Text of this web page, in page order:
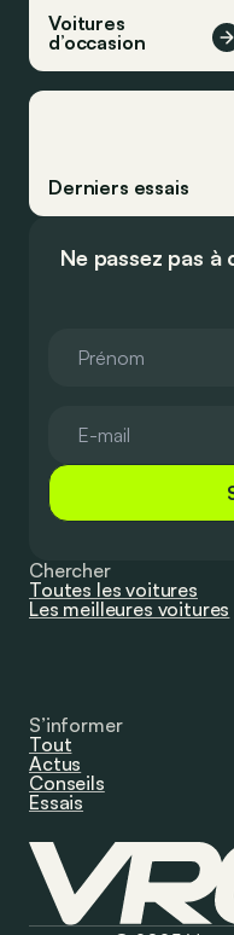
Voitures
d’occasion
Derniers essais
Ne passez pas
Chercher
Toutes les voitures
Les meilleures voitures
S’informer
Tout
Actus
Conseils
Essais